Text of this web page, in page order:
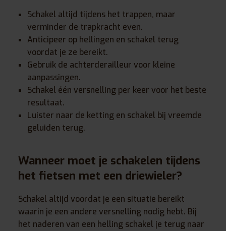
Schakel altijd tijdens het trappen, maar
verminder de trapkracht even.
Anticipeer op hellingen en schakel terug
voordat je ze bereikt.
Gebruik de achterderailleur voor kleine
aanpassingen.
Schakel één versnelling per keer voor het beste
resultaat.
Luister naar de ketting en schakel bij vreemde
geluiden terug.
Wanneer moet je schakelen tijdens
het fietsen met een driewieler?
Schakel altijd voordat je een situatie bereikt
waarin je een andere versnelling nodig hebt. Bij
het naderen van een helling schakel je terug naar